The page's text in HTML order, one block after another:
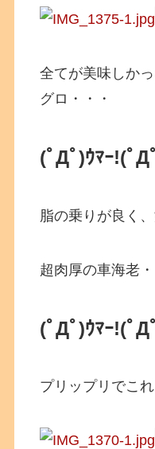
全てが美味しか
グロ・・・
(ﾟДﾟ)ｳﾏｰ!(ﾟД
脂の乗りが良く
超肉厚の車海老・
(ﾟДﾟ)ｳﾏｰ!(ﾟД
プリップリでこ